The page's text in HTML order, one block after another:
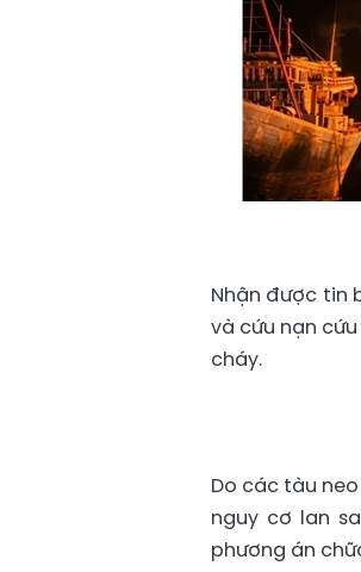
Nhận được tin
và cứu nạn
cháy.
Do các tàu
nguy cơ lan
phương án